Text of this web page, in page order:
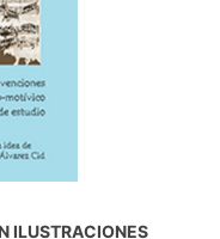
ILUSTRACIONES